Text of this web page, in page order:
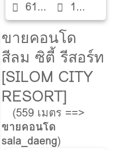
61
ตรม.
1
ห้องน้ำ
ขายคอนโด
สีลม ซิตี้ รีสอร์ท
[SILOM CITY
RESORT]
(559 เมตร ==>
ขายคอนโด
sala_daeng)